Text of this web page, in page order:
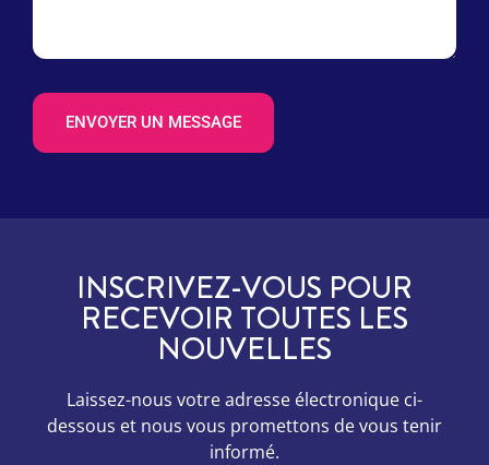
ENVOYER UN MESSAGE
INSCRIVEZ-VOUS POUR
RECEVOIR TOUTES LES
NOUVELLES
Laissez-nous votre adresse électronique ci-
dessous et nous vous promettons de vous tenir
informé.